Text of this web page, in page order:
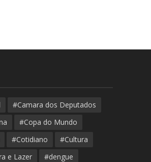
#Camara dos Deputados
#Copa do Mundo
#Cotidiano
#Cultura
e Lazer
#dengue